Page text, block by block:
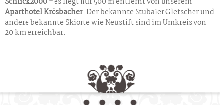
Aparthotel Krösbacher. Der bekannte Stubaier Gletscher und
andere bekannte Skiorte wie Neustift sind im Umkreis von
20 km erreichbar.